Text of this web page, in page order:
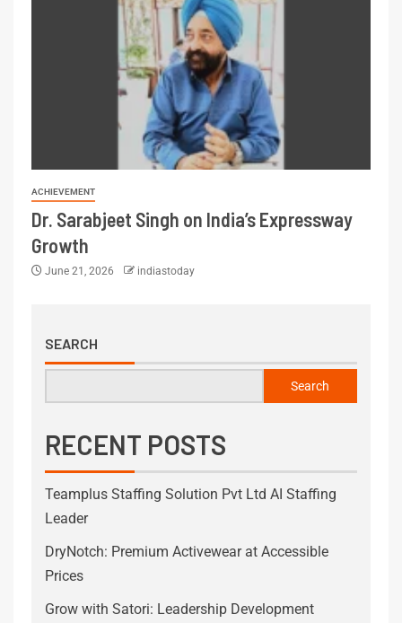
ACHIEVEMENT
Dr. Sarabjeet Singh on India’s Expressway
Growth
June 21, 2026 indiastoday
SEARCH
Search
RECENT POSTS
Teamplus Staffing Solution Pvt Ltd AI Staffing
Leader
DryNotch: Premium Activewear at Accessible
Prices
Grow with Satori: Leadership Development